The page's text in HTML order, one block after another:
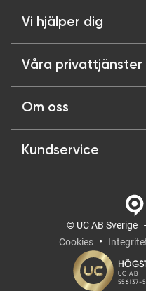
Vi hjälper dig
Våra privattjänster
Om oss
Kundservice
© UC AB Sverige
Cookies